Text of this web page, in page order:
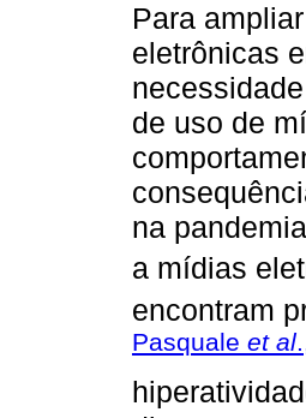
Para
eletrônicas
de uso de
na
a mídias
encontram
Pasquale et al